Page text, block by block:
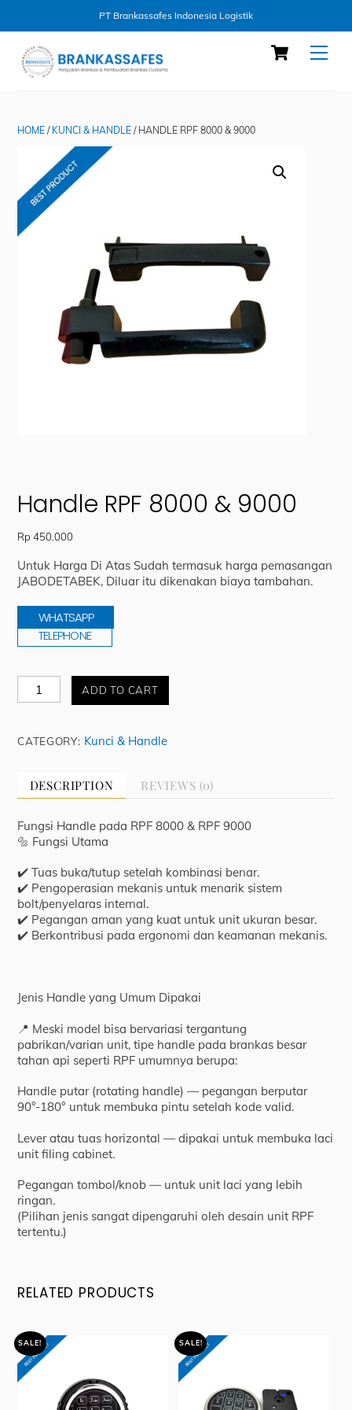
PT Brankassafes Indonesia Logistik
content
Cart
HOME / KUNCI & HANDLE / HANDLE RPF 8000 & 9000
Handle RPF 8000 & 9000
Rp 450.000
Untuk Harga Di Atas Sudah termasuk harga pemasangan
JABODETABEK, Diluar itu dikenakan biaya tambahan.
WHATSAPP
TELEPHONE
Handle
RPF
9000
ADD TO CART
CATEGORY: Kunci & Handle
DESCRIPTION REVIEWS (0)
Fungsi Handle pada RPF 8000 & RPF 9000
🔩 Fungsi Utama
✔️ Tuas buka/tutup setelah kombinasi benar.
✔️ Pengoperasian mekanis untuk menarik sistem
bolt/penyelaras internal.
✔️ Pegangan aman yang kuat untuk unit ukuran besar.
✔️ Berkontribusi pada ergonomi dan keamanan mekanis.
Jenis Handle yang Umum Dipakai
📍 Meski model bisa bervariasi tergantung
pabrikan/varian unit, tipe handle pada brankas besar
tahan api seperti RPF umumnya berupa:
Handle putar (rotating handle) — pegangan berputar
90°-180° untuk membuka pintu setelah kode valid.
Lever atau tuas horizontal — dipakai untuk membuka laci
unit filing cabinet.
Pegangan tombol/knob — untuk unit laci yang lebih
ringan.
(Pilihan jenis sangat dipengaruhi oleh desain unit RPF
tertentu.)
RELATED PRODUCTS
SALE! SALE!